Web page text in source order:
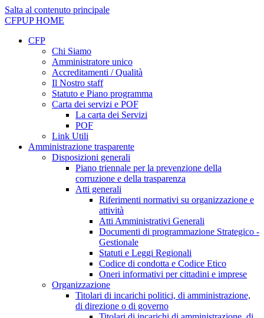
Salta al contenuto principale
CFPUPHOME
CFP
Chi Siamo
Amministratore unico
Accreditamenti / Qualità
Il Nostro staff
Statuto e Piano programma
Carta dei servizi e POF
La carta dei Servizi
POF
Link Utili
Amministrazione trasparente
Disposizioni generali
Piano triennale per la prevenzione della
corruzione e della trasparenza
Atti generali
Riferimenti normativi su organizzazione e
attività
Atti Amministrativi Generali
Documenti di programmazione Strategico -
Gestionale
Statuti e Leggi Regionali
Codice di condotta e Codice Etico
Oneri informativi per cittadini e imprese
Organizzazione
Titolari di incarichi politici, di amministrazione,
di direzione o di governo